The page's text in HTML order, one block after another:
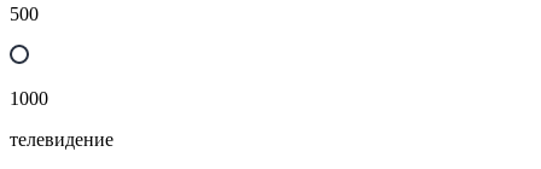
500
1000
телевидение